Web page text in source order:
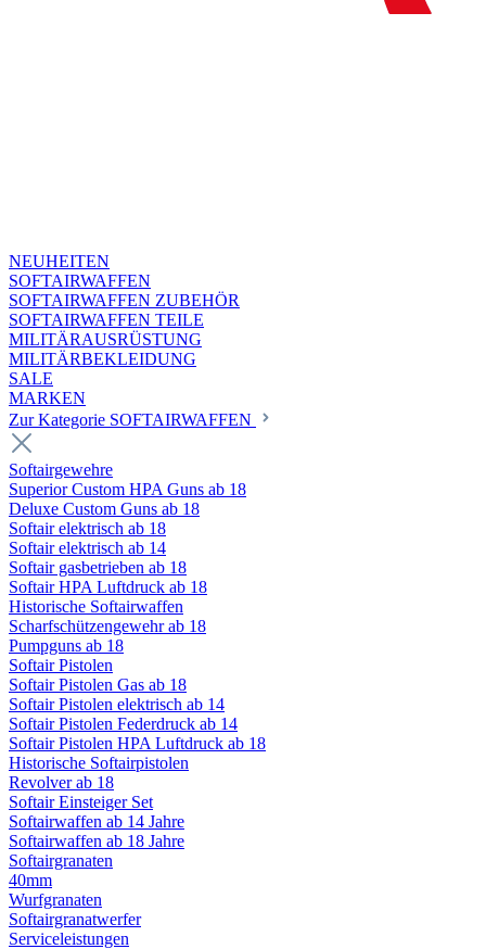
NEUHEITEN
SOFTAIRWAFFEN
SOFTAIRWAFFEN ZUBEHÖR
SOFTAIRWAFFEN TEILE
MILITÄRAUSRÜSTUNG
MILITÄRBEKLEIDUNG
SALE
MARKEN
Zur Kategorie SOFTAIRWAFFEN
Softairgewehre
Superior Custom HPA Guns ab 18
Deluxe Custom Guns ab 18
Softair elektrisch ab 18
Softair elektrisch ab 14
Softair gasbetrieben ab 18
Softair HPA Luftdruck ab 18
Historische Softairwaffen
Scharfschützengewehr ab 18
Pumpguns ab 18
Softair Pistolen
Softair Pistolen Gas ab 18
Softair Pistolen elektrisch ab 14
Softair Pistolen Federdruck ab 14
Softair Pistolen HPA Luftdruck ab 18
Historische Softairpistolen
Revolver ab 18
Softair Einsteiger Set
Softairwaffen ab 14 Jahre
Softairwaffen ab 18 Jahre
Softairgranaten
40mm
Wurfgranaten
Softairgranatwerfer
Serviceleistungen